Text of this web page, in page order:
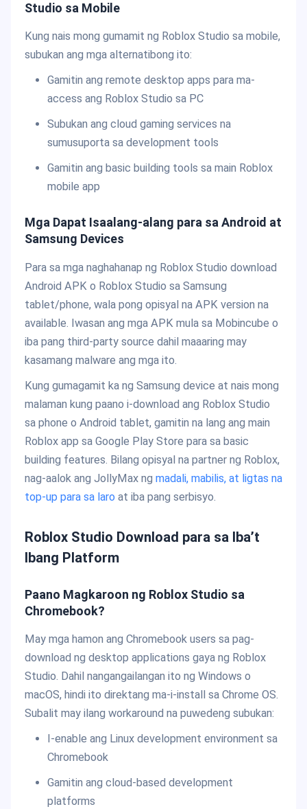
Studio sa Mobile
Kung nais mong gumamit ng Roblox Studio sa mobile,
subukan ang mga alternatibong ito:
Gamitin ang remote desktop apps para ma-
access ang Roblox Studio sa PC
Subukan ang cloud gaming services na
sumusuporta sa development tools
Gamitin ang basic building tools sa main Roblox
mobile app
Mga Dapat Isaalang-alang para sa Android at
Samsung Devices
Para sa mga naghahanap ng Roblox Studio download
Android APK o Roblox Studio sa Samsung
tablet/phone, wala pong opisyal na APK version na
available. Iwasan ang mga APK mula sa Mobincube o
iba pang third-party source dahil maaaring may
kasamang malware ang mga ito.
Kung gumagamit ka ng Samsung device at nais mong
malaman kung paano i-download ang Roblox Studio
sa phone o Android tablet, gamitin na lang ang main
Roblox app sa Google Play Store para sa basic
building features. Bilang opisyal na partner ng Roblox,
nag-aalok ang JollyMax ng madali, mabilis, at ligtas na
top-up para sa laro at iba pang serbisyo.
Roblox Studio Download para sa Iba’t
Ibang Platform
Paano Magkaroon ng Roblox Studio sa
Chromebook?
May mga hamon ang Chromebook users sa pag-
download ng desktop applications gaya ng Roblox
Studio. Dahil nangangailangan ito ng Windows o
macOS, hindi ito direktang ma-i-install sa Chrome OS.
Subalit may ilang workaround na puwedeng subukan:
I-enable ang Linux development environment sa
Chromebook
Gamitin ang cloud-based development
platforms